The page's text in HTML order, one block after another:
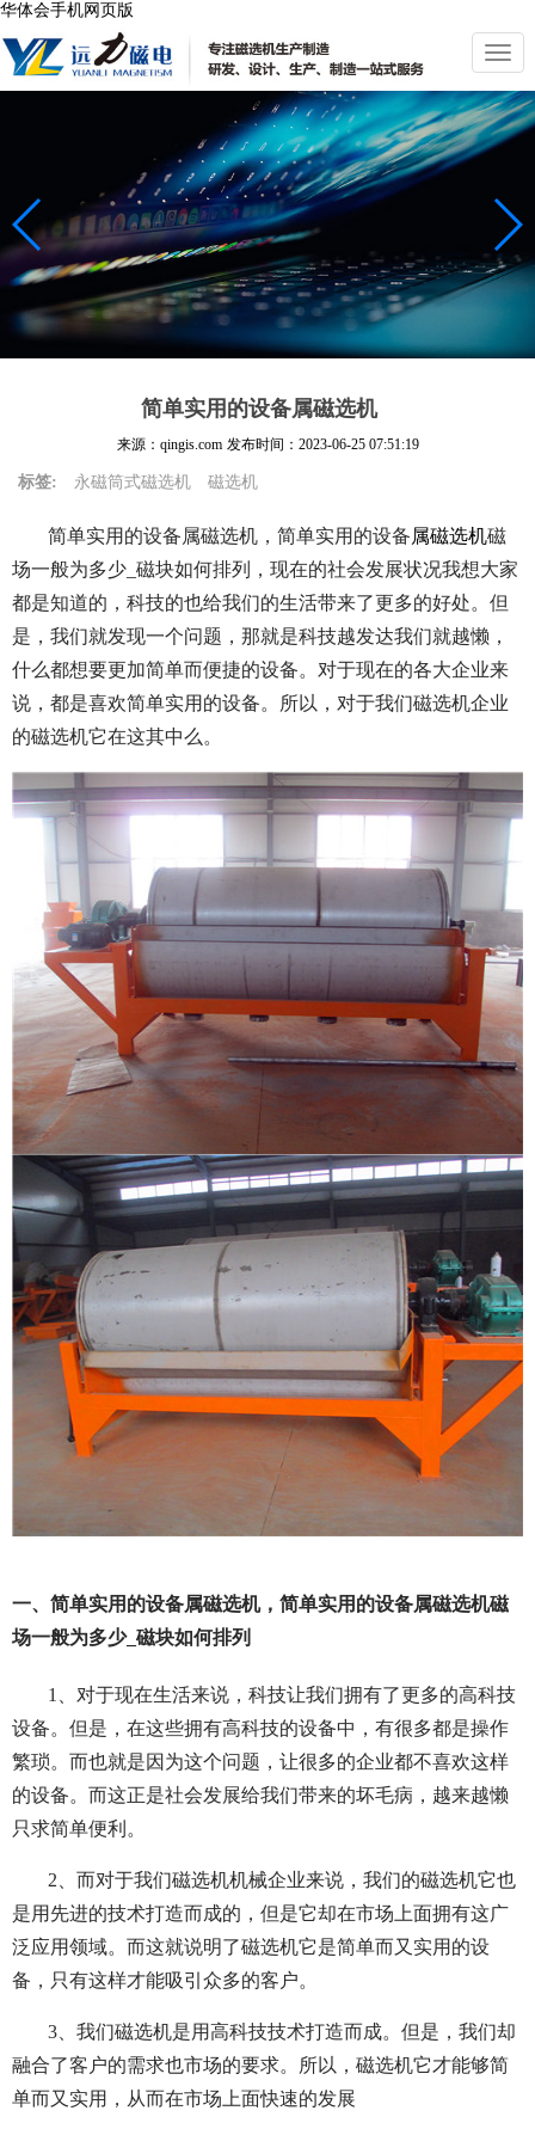
华体会手机网页版
切
换
导
航
简单实用的设备属磁选机
来源：qingis.com 发布时间： 2023-06-25 07:51:19
标签: 永磁筒式磁选机 磁选机
简单实用的设备属磁选机，简单实用的设备属磁选机磁
场一般为多少_磁块如何排列， 现在的社会发展状况我想大家
都是知道的，科技的也给我们的生活带来了更多的好处。但
是，我们就发现一个问题，那就是科技越发达我们就越懒，
什么都想要更加简单而便捷的设备。对于现在的各大企业来
说，都是喜欢简单实用的设备。所以，对于我们磁选机企业
的磁选机它在这其中么。
一、简单实用的设备属磁选机，简单实用的设备属磁选机磁
场一般为多少_磁块如何排列
1、对于现在生活来说，科技让我们拥有了更多的高科技
设备。但是，在这些拥有高科技的设备中，有很多都是操作
繁琐。而也就是因为这个问题，让很多的企业都不喜欢这样
的设备。而这正是社会发展给我们带来的坏毛病，越来越懒
只求简单便利。
2、而对于我们磁选机机械企业来说，我们的磁选机它也
是用先进的技术打造而成的，但是它却在市场上面拥有这广
泛应用领域。而这就说明了磁选机它是简单而又实用的设
备，只有这样才能吸引众多的客户。
3、我们磁选机是用高科技技术打造而成。但是，我们却
融合了客户的需求也市场的要求。所以，磁选机它才能够简
单而又实用，从而在市场上面快速的发展